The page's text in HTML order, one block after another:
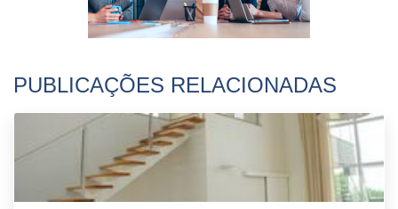
PUBLICAÇÕES RELACIONADAS